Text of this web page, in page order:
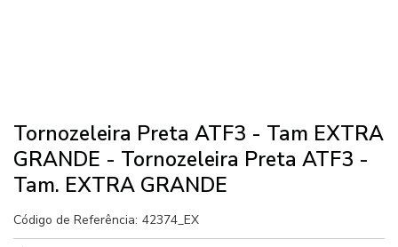
Tornozeleira Preta ATF3 - Tam EXTRA
GRANDE - Tornozeleira Preta ATF3 -
Tam. EXTRA GRANDE
Código de Referência: 42374_EX